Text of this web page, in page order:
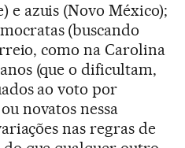
e azuis (Novo México);
(buscando
como na Carolina
(que o dificultam,
ao voto por
novatos nessa
nas regras de